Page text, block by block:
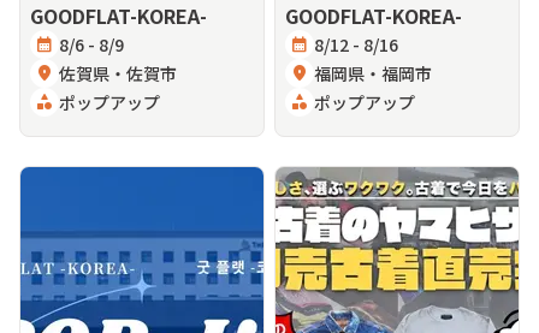
GOODFLAT-KOREA-
calendar_month 8/6 - 8/9
location_on 佐賀県・佐賀市
category ポップアップ
GOODFLAT-KOREA-
calendar_month 8/12 - 8/16
location_on 福岡県・福岡市
category ポップアップ